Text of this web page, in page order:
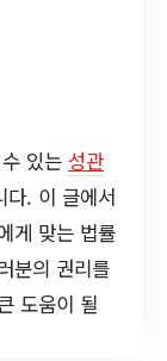
있는 성관
다. 이 글에서
게 맞는 법률
분의 권리를
도움이 될